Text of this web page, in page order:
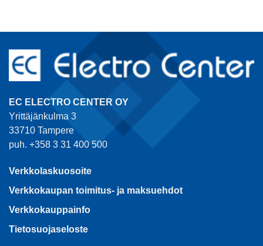
EC ELECTRO CENTER OY
Yrittäjänkulma 3
33710 Tampere
puh. +358 3 31 400 500
Verkkolaskuosoite
Verkkokaupan toimitus- ja maksuehdot
Verkkokauppainfo
Tietosuojaseloste